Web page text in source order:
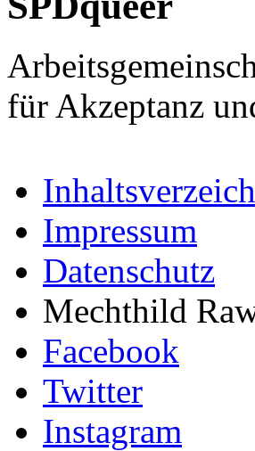
für Akzeptanz
Impressum
Datenschutz
Mechthild
Facebook
Twitter
Instagram